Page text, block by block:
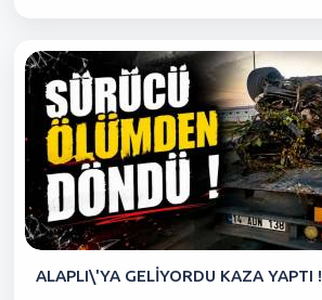
ALAPLI\'YA GELİYORDU KAZA YAPTI !